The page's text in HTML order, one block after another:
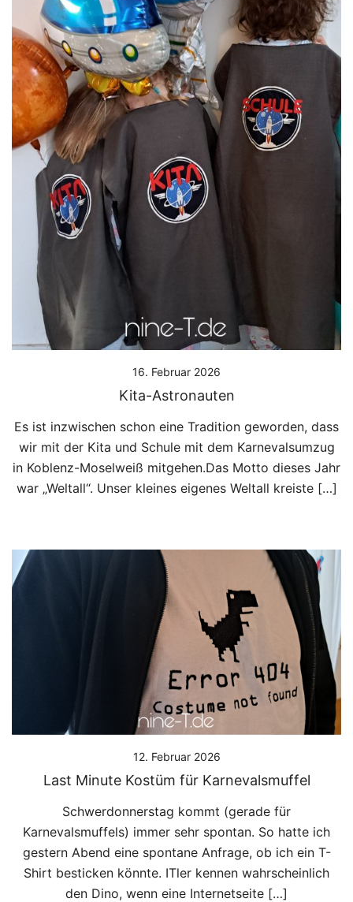
16. Februar 2026
Kita-Astronauten
Es ist inzwischen schon eine Tradition geworden, dass
wir mit der Kita und Schule mit dem Karnevalsumzug
in Koblenz-Moselweiß mitgehen.Das Motto dieses Jahr
war „Weltall“. Unser kleines eigenes Weltall kreiste […]
12. Februar 2026
Last Minute Kostüm für Karnevalsmuffel
Schwerdonnerstag kommt (gerade für
Karnevalsmuffels) immer sehr spontan. So hatte ich
gestern Abend eine spontane Anfrage, ob ich ein T-
Shirt besticken könnte. ITler kennen wahrscheinlich
den Dino, wenn eine Internetseite […]